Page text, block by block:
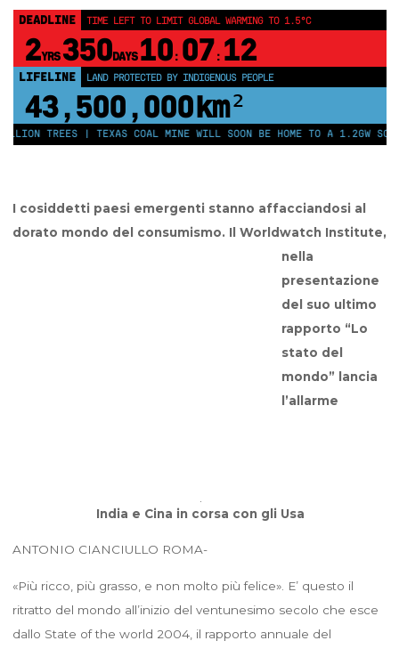
DEADLINE TIME LEFT TO LIMIT GLOBAL WARMING TO 1.5°C
2YRS 350DAYS 10: 07 : 11
LIFELINE LAND PROTECTED BY INDIGENOUS PEOPLE
43,500,000km²
TREES | TEXAS COAL MINE WILL SOON BE HOME TO A 1.2GW
I cosiddetti paesi emergenti stanno affacciandosi al
dorato mondo del consumismo. Il Worldwatch Institute,
nella
presentazione
del suo ultimo
rapporto “Lo
stato del
mondo” lancia
l’allarme
India e Cina in corsa con gli Usa
ANTONIO CIANCIULLO ROMA-
«Più ricco, più grasso, e non molto più felice». E’ questo il
ritratto del mondo all’inizio del ventunesimo secolo che esce
dallo State of the world 2004, il rapporto annuale del